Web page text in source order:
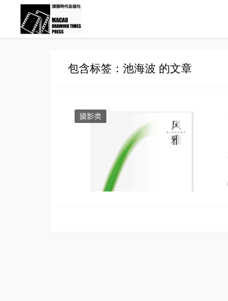
包含标签：池海波 的文章
摄影类